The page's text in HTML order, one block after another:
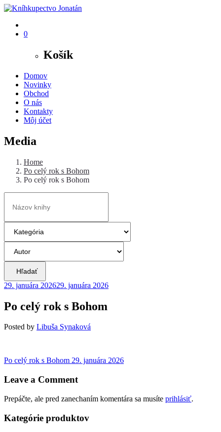
0
Košík
Domov
Novinky
Obchod
O nás
Kontakty
Môj účet
Media
Home
Po celý rok s Bohom
Po celý rok s Bohom
Hľadať
29. januára 202629. januára 2026
Po celý rok s Bohom
Posted by Libuša Synaková
Navigácia
v
Po celý rok s Bohom Previous
29. januára 2026
Leave a Comment
Prepáčte, ale pred zanechaním komentára sa musíte prihlásiť.
Kategórie produktov